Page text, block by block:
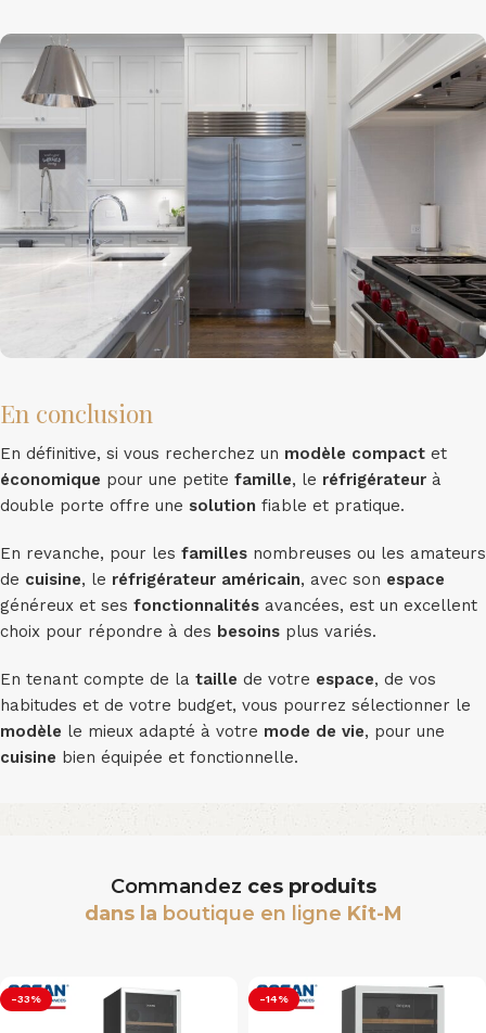
En conclusion
En définitive, si vous recherchez un modèle compact et
économique pour une petite famille, le réfrigérateur à
double porte offre une solution fiable et pratique.
En revanche, pour les familles nombreuses ou les amateurs
de cuisine, le réfrigérateur américain, avec son espace
généreux et ses fonctionnalités avancées, est un excellent
choix pour répondre à des besoins plus variés.
En tenant compte de la taille de votre espace, de vos
habitudes et de votre budget, vous pourrez sélectionner le
modèle le mieux adapté à votre mode de vie, pour une
cuisine bien équipée et fonctionnelle.
Commandez ces produits
dans la boutique en ligne Kit-M
-33% -14%